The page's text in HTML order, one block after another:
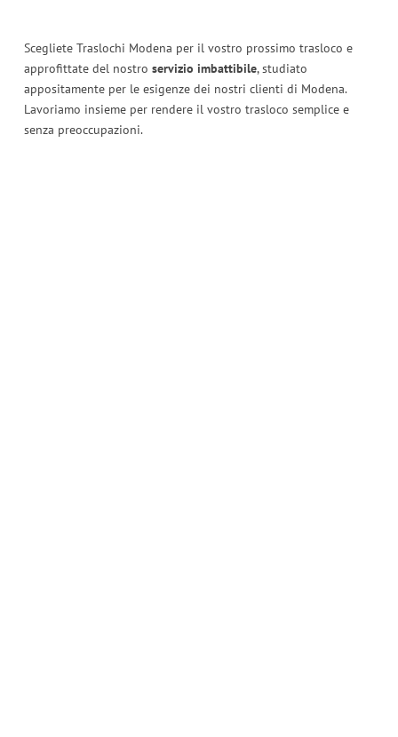
Scegliete Traslochi Modena per il vostro prossimo trasloco e
approfittate del nostro servizio imbattibile, studiato
appositamente per le esigenze dei nostri clienti di Modena.
Lavoriamo insieme per rendere il vostro trasloco semplice e
senza preoccupazioni.